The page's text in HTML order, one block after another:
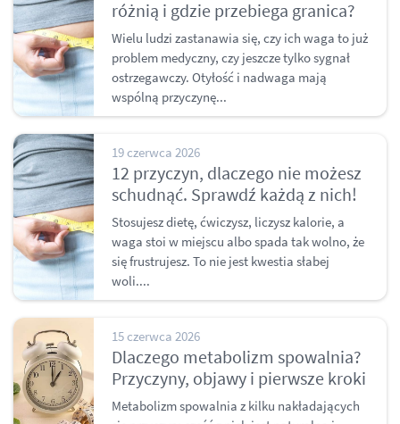
różnią i gdzie przebiega granica?
Wielu ludzi zastanawia się, czy ich waga to już
problem medyczny, czy jeszcze tylko sygnał
ostrzegawczy. Otyłość i nadwaga mają
wspólną przyczynę...
19 czerwca 2026
12 przyczyn, dlaczego nie możesz
schudnąć. Sprawdź każdą z nich!
Stosujesz dietę, ćwiczysz, liczysz kalorie, a
waga stoi w miejscu albo spada tak wolno, że
się frustrujesz. To nie jest kwestia słabej
woli....
15 czerwca 2026
Dlaczego metabolizm spowalnia?
Przyczyny, objawy i pierwsze kroki
Metabolizm spowalnia z kilku nakładających